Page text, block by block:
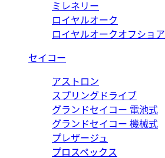
ミレネリー
ロイヤルオーク
ロイヤルオークオフショア
セイコー
アストロン
スプリングドライブ
グランドセイコー 電池式
グランドセイコー 機械式
プレザージュ
プロスペックス